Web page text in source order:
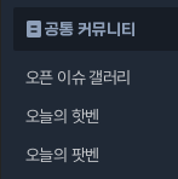
공통 커뮤니티
오픈 이슈 갤러리
오늘의 핫벤
오늘의 팟벤